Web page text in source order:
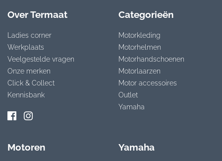
Over Termaat
Ladies corner
Werkplaats
Veelgestelde vragen
Onze merken
Click & Collect
Kennisbank
Categorieën
Motorkleding
Motorhelmen
Motorhandschoenen
Motorlaarzen
Motor accessoires
Outlet
Yamaha
Motoren Yamaha